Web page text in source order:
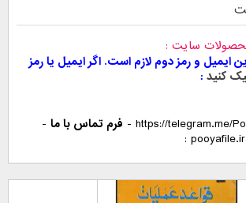
سایت
ایمیل و رمز دوم لازم است. اگر ایمیل یا رمز
کنید
https://telegram.me/
- فرم تماس با ما -